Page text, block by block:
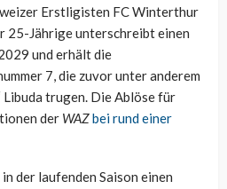
Erstligisten FC Winterthur
25-Jährige unterschreibt einen
und erhält die
7, die zuvor unter anderem
Libuda trugen. Die Ablöse für
der WAZbei rund einer
der laufenden Saison einen